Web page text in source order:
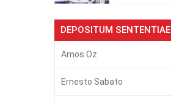
DEPOSITUM SENTENTIAE
Amos Oz
Ernesto Sabato